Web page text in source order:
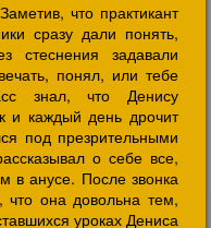
что практикант
сразу дали понять,
стеснения задавали
понял, или тебе
знал, что Денису
и каждый день дрочит
под презрительными
о себе все,
в анусе. После звонка
что она довольна тем,
уроках Дениса